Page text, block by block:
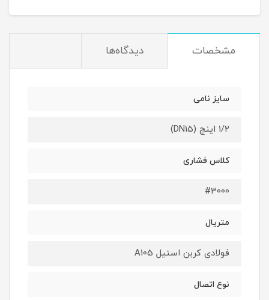
مشخصات دیدگاه‌ها
سایز نامی
1/2 اینچ (DN15)
کلاس فشاری
#3000
متریال
فولادی کربن استیل A105
نوع اتصال